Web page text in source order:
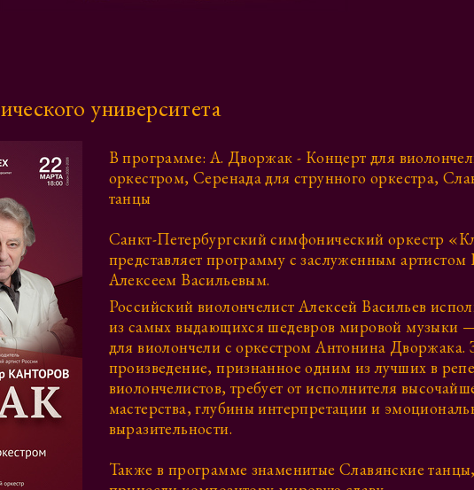
университета
В программе: А. Дворжак - Концерт для
оркестром, Серенада для струнного оркестра,
танцы
Санкт-Петербургский симфонический оркестр
представляет программу с заслуженным артистом
Алексеем Васильевым.
Российский виолончелист Алексей Васильев
из самых выдающихся шедевров мировой музыки
для виолончели с оркестром Антонина Дворжака.
произведение, признанное одним из лучших в
виолончелистов, требует от исполнителя
мастерства, глубины интерпретации и
выразительности.
Также в программе знаменитые Славянские